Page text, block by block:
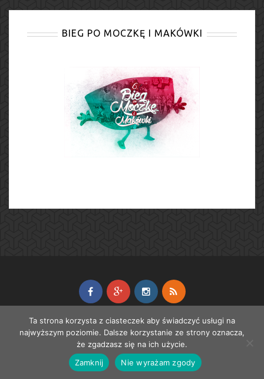
BIEG PO MOCZKĘ I MAKÓWKI
© 2012-2018Luxtorpeda|Administracja witryną
Ta strona korzysta z ciasteczek aby świadczyć usługi na
najwyższym poziomie. Dalsze korzystanie ze strony oznacza,
że zgadzasz się na ich użycie.
Zamknij
Nie wyrażam zgody